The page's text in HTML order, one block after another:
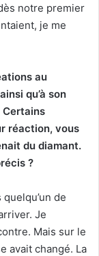
notre premier
je me
au
qu’à son
Certains
réaction, vous
du diamant.
?
de
Je
Mais sur le
avait changé. La